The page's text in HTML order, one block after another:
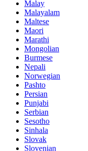
Malay
Malayalam
Maltese
Maori
Marathi
Mongolian
Burmese
Nepali
Norwegian
Pashto
Persian
Punjabi
Serbian
Sesotho
Sinhala
Slovak
Slovenian